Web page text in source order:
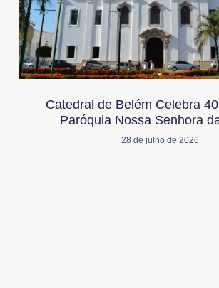
Catedral de Belém Celebra
Paróquia Nossa Senhora
28 de julho de 2026